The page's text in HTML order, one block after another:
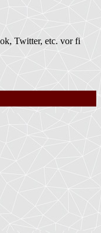
Twitter, etc. vor fi